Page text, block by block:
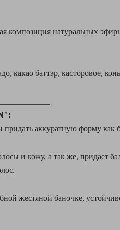
композиция натуральных
какао баттэр, касторовое,
аккуратную форму как
и кожу, а так же, придает
жестяной баночке,